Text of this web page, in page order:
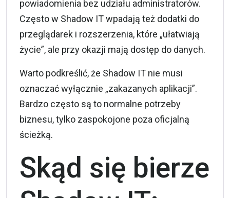
powiadomienia bez udziału administratorów.
Często w Shadow IT wpadają też dodatki do
przeglądarek i rozszerzenia, które „ułatwiają
życie”, ale przy okazji mają dostęp do danych.
Warto podkreślić, że Shadow IT nie musi
oznaczać wyłącznie „zakazanych aplikacji”.
Bardzo często są to normalne potrzeby
biznesu, tylko zaspokojone poza oficjalną
ścieżką.
Skąd się bierze